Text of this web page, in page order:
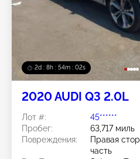
2d : 8h : 53m : 59s
2020 AUDI Q3 2.0L
Лот #:
45******
Пробег:
63,717 миль
Повреждения:
Правая
часть